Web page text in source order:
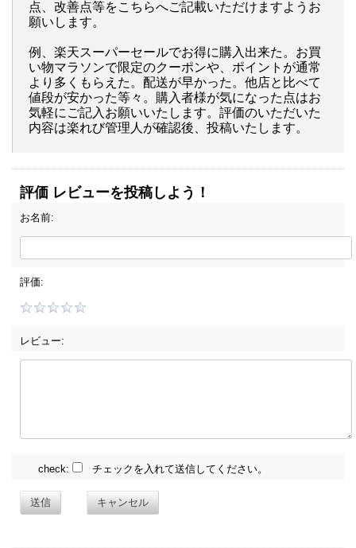
点、改善点等をこちらへご記載いただけますようお
願いします。
例、楽天スーパーセールでお得に購入出来た。お買
い物マラソンで限定のクーポンや、ポイントが通常
より多くもらえた。配送が早かった。他店と比べて
値段が安かった等々。購入者様が気になった点はお
気軽にご記入お願いいたします。評価のいただいた
内容は楽れび管理人が確認後、投稿いたします。
評価 レビューを投稿しよう！
お名前:
評価:
レビュー:
check: チェックを入れて送信してください。
送信 キャンセル